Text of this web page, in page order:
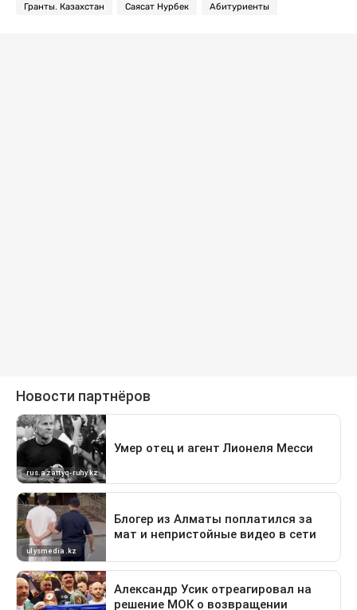
Гранты. Казахстан Саясат Нурбек Абитуриенты